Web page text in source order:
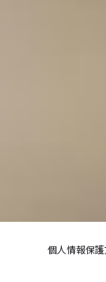
個人情報保